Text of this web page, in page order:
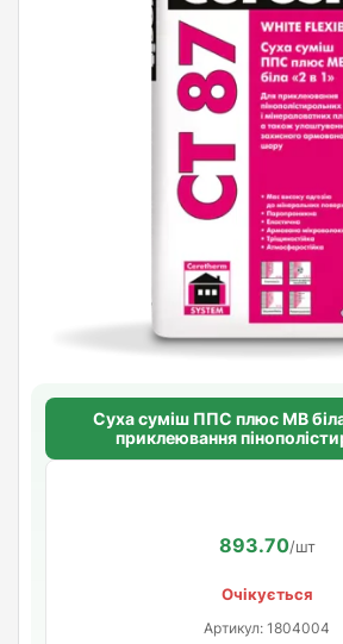
Суха суміш ППС плюс МВ
приклеювання
мінераловатних плит
893.70/шт
Очікується
Артикул: 1804004